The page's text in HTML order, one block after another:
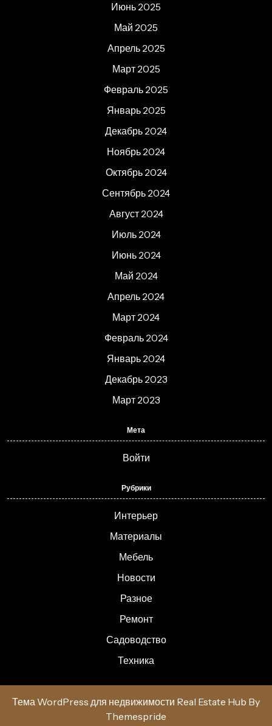
Июнь 2025
Май 2025
Апрель 2025
Март 2025
Февраль 2025
Январь 2025
Декабрь 2024
Ноябрь 2024
Октябрь 2024
Сентябрь 2024
Август 2024
Июль 2024
Июнь 2024
Май 2024
Апрель 2024
Март 2024
Февраль 2024
Январь 2024
Декабрь 2023
Март 2023
Мета
Войти
Рубрики
Интерьер
Материалы
Мебель
Новости
Разное
Ремонт
Садоводство
Техника
Тема WordPress для недвижимости Real Estate Hub By
Themespride